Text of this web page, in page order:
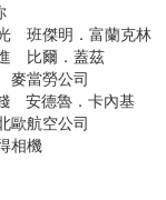
班傑明．富蘭克林
比爾．蓋茲
當勞公司
安德魯．卡內基
航空公司
相機